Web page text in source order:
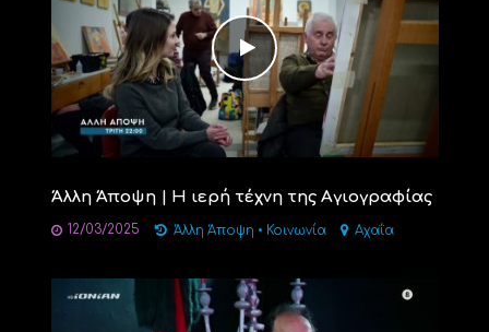
Άλλη Άποψη | Η ιερή τέχνη της Αγιογραφίας
12/03/2025 Άλλη Άποψη • Κοινωνία Αχαΐα